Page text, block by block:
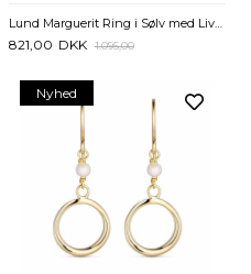
Lund Marguerit Ring i Sølv med Livets Træ og 3 Margueritter
821,00 DKK 1.095,00
Nyhed